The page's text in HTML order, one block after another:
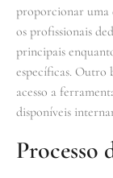
proporcionar uma
os profissionais
principais
específicas. Outro
acesso a
disponíveis
Processo